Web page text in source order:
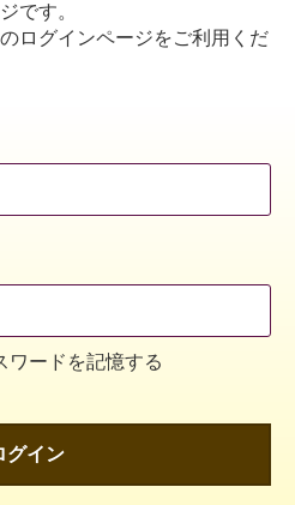
です。
ログインページをご利用くだ
ワードを記憶する
グイン